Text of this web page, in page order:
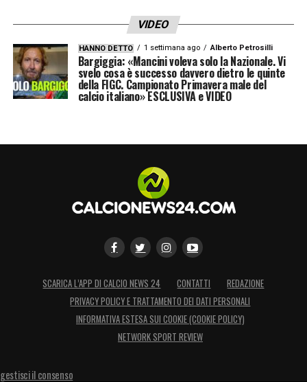
VIDEO
HANNO DETTO 1 settimana ago Alberto Petrosilli
Bargiggia: «Mancini voleva solo la Nazionale. Vi
svelo cosa è successo davvero dietro le quinte
della FIGC. Campionato Primavera male del
calcio italiano» ESCLUSIVA e VIDEO
SCARICA L’APP DI CALCIO NEWS 24 CONTATTI
REDAZIONE
PRIVACY POLICY E TRATTAMENTO DEI DATI PERSONALI
INFORMATIVA ESTESA SUI COOKIE (COOKIE POLICY)
NETWORK SPORT REVIEW
gestisci il consenso